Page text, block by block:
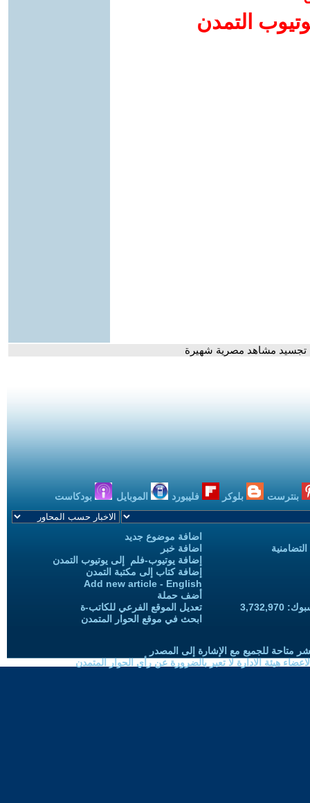
التمدن
تجسيد مشاهد مصرية شهيرة
بنترست بلوكر فليبورد الموبايل بودكاست
اضافة موضوع جديد
اضافة خبر
إضافة يوتيوب-فلم إلى يوتيوب التمدن
إضافة كتاب إلى مكتبة التمدن
Add new article - English
أضف حملة
تعديل الموقع الفرعي للكاتب-ة
ابحث في موقع الحوار المتمدن
متاحة للجميع مع الإشارة إلى المصدر
هيئة الادارة لا تعبر بالضرورة عن رأي الحوار المتمدن